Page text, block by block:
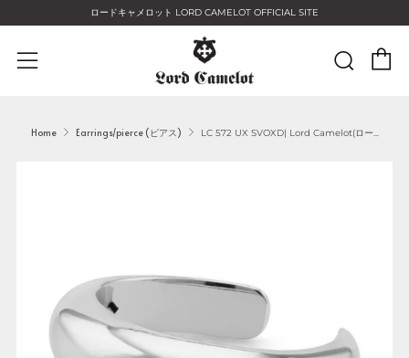
ロードキャメロット LORD CAMELOT OFFICIAL SITE
Menu
Home Earrings/pierce (ピアス) LC 572 UX SVOXD| Lord Camelot(ロー...